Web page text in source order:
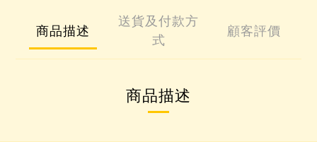
商品描述
送貨及付款方
式
顧客評價
商品描述